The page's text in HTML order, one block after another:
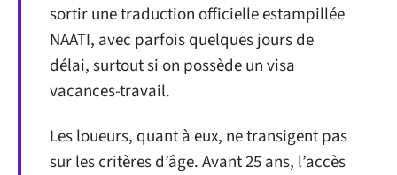
sortir une traduction officielle estampillée
NAATI, avec parfois quelques jours de
délai, surtout si on possède un visa
vacances-travail.
Les loueurs, quant à eux, ne transigent pas
sur les critères d’âge. Avant 25 ans, l’accès